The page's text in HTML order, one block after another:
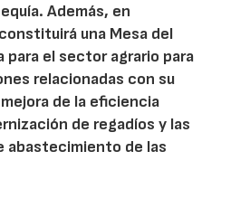
Además, en
una Mesa del
para el sector agrario para
relacionadas con su
de la eficiencia
de regadíos y las
abastecimiento de las